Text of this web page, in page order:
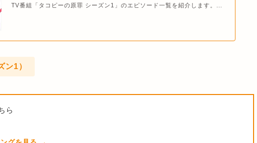
TV番組「タコピーの原罪 シーズン1」のエピソード一覧を紹介します。...
ン1）
ら